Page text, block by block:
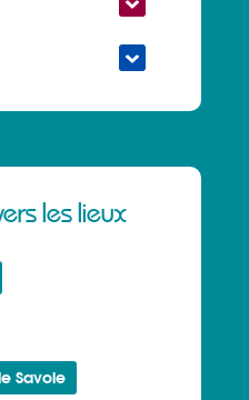
les lieux
Savoie